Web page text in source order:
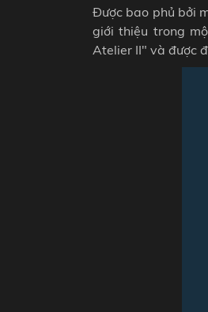
Được bao phủ bởi
giới thiệu trong
Atelier II" và được